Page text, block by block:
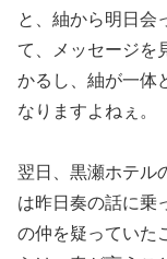
と、紬から明日会
て、メッセージを
かるし、紬が一体
なりますよねぇ。
翌日、黒瀬ホテル
は昨日奏の話に乗
の仲を疑っていた